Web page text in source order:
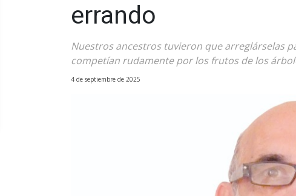
errando
Nuestros ancestros tuvieron que arreglárselas
competían rudamente por los frutos de los
4 de septiembre de 2025